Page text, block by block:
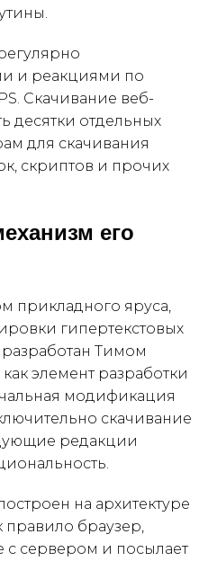
и реакциями по
Скачивание веб-
десятки отдельных
для скачивания
скриптов и прочих
его
прикладного яруса,
гипертекстовых
Тимом
элемент разработки
модификация
скачивание
редакции
на архитектуре
правило браузер,
сервером и посылает